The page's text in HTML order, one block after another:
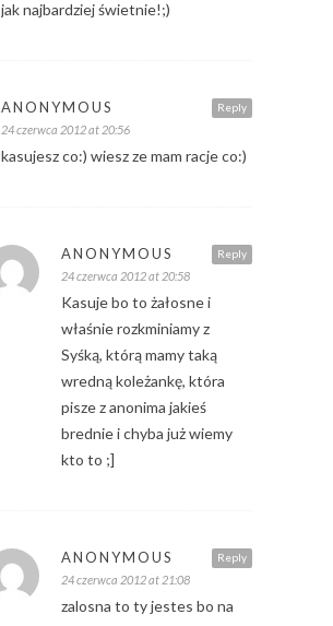
jak najbardziej świetnie!;)
Reply
ANONYMOUS
24 czerwca 2012 at 20:56
kasujesz co:) wiesz ze mam racje co:)
Reply
ANONYMOUS
24 czerwca 2012 at 20:58
Kasuje bo to żałosne i
właśnie rozkminiamy z
Syśką, którą mamy taką
wredną koleżankę, która
pisze z anonima jakieś
brednie i chyba już wiemy
kto to ;]
Reply
ANONYMOUS
24 czerwca 2012 at 21:08
zalosna to ty jestes bo na